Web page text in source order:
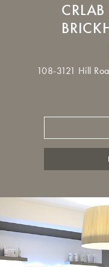
CRLAB
108-3121 Hill